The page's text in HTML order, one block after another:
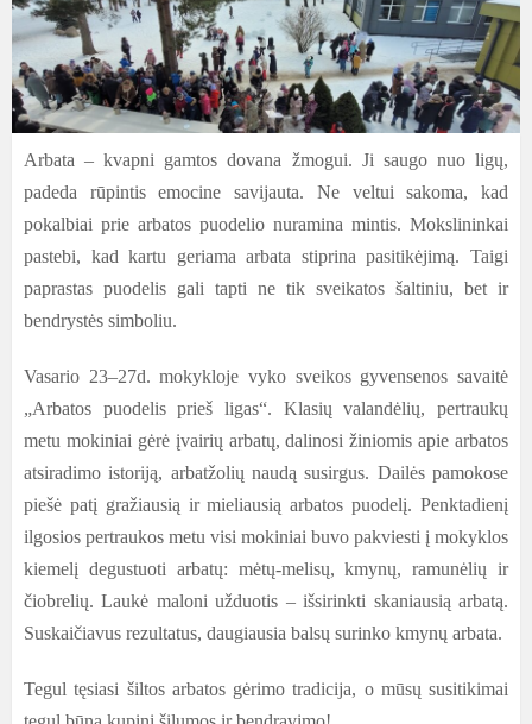
Arbata – kvapni gamtos dovana žmogui. Ji saugo nuo ligų,
padeda rūpintis emocine savijauta. Ne veltui sakoma, kad
pokalbiai prie arbatos puodelio nuramina mintis. Mokslininkai
pastebi, kad kartu geriama arbata stiprina pasitikėjimą. Taigi
paprastas puodelis gali tapti ne tik sveikatos šaltiniu, bet ir
bendrystės simboliu.
Vasario 23–27d. mokykloje vyko sveikos gyvensenos savaitė
„Arbatos puodelis prieš ligas“. Klasių valandėlių, pertraukų
metu mokiniai gėrė įvairių arbatų, dalinosi žiniomis apie arbatos
atsiradimo istoriją, arbatžolių naudą susirgus. Dailės pamokose
piešė patį gražiausią ir mieliausią arbatos puodelį. Penktadienį
ilgosios pertraukos metu visi mokiniai buvo pakviesti į mokyklos
kiemelį degustuoti arbatų: mėtų-melisų, kmynų, ramunėlių ir
čiobrelių. Laukė maloni užduotis – išsirinkti skaniausią arbatą.
Suskaičiavus rezultatus, daugiausia balsų surinko kmynų arbata.
Tegul tęsiasi šiltos arbatos gėrimo tradicija, o mūsų susitikimai